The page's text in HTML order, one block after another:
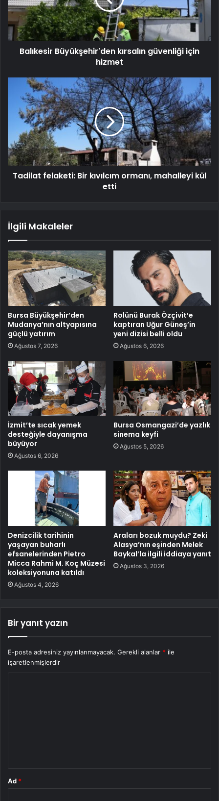
Balıkesir Büyükşehir'den kırsalın güvenliği için
hizmet
Tadilat felaketi: Bir kıvılcım ormanı, mahalleyi kül
etti
İlgili Makaleler
Bursa Büyükşehir’den
Mudanya’nın altyapısına
güçlü yatırım
Ağustos 7, 2026
Rolünü Burak Özçivit’e
kaptıran Uğur Güneş’in
yeni dizisi belli oldu
Ağustos 6, 2026
İzmit’te sıcak yemek
desteğiyle dayanışma
büyüyor
Ağustos 6, 2026
Bursa Osmangazi’de yazlık
sinema keyfi
Ağustos 5, 2026
Denizcilik tarihinin
yaşayan buharlı
efsanelerinden Pietro
Micca Rahmi M. Koç Müzesi
koleksiyonuna katıldı
Ağustos 4, 2026
Araları bozuk muydu? Zeki
Alasya’nın eşinden Melek
Baykal’la ilgili iddiaya yanıt
Ağustos 3, 2026
Bir yanıt yazın
E-posta adresiniz yayınlanmayacak. Gerekli alanlar * ile
işaretlenmişlerdir
Ad *